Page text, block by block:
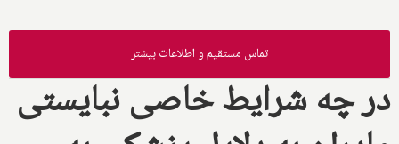
تماس مستقیم و اطلاعات بیشتر
در چه شرایط خاصی نبایستی